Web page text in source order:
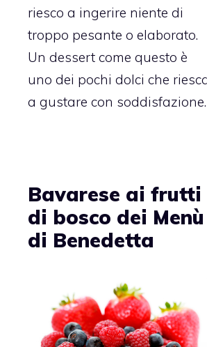
riesco a ingerire niente di
troppo pesante o elaborato.
Un dessert come questo è
uno dei pochi dolci che
a gustare con soddisfazione.
Bavarese ai frutti
di bosco dei Menù
di Benedetta